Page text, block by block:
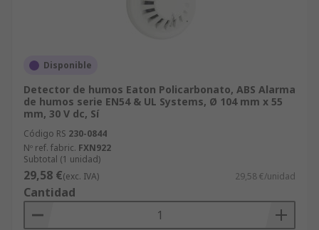
Disponible
Detector de humos Eaton Policarbonato, ABS Alarma
de humos serie EN54 & UL Systems, Ø 104 mm x 55
mm, 30 V dc, Sí
Código RS 230-0844
Nº ref. fabric. FXN922
Subtotal (1 unidad)
29,58 €(exc. IVA) 29,58 €/unidad
Cantidad